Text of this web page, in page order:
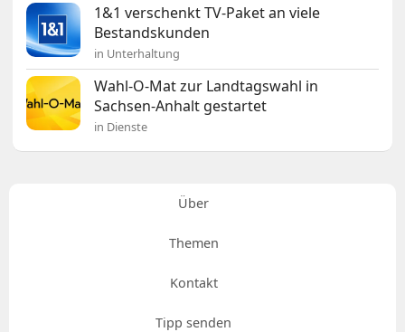
1&1 verschenkt TV-Paket an viele
Bestandskunden
in Unterhaltung
Wahl-O-Mat zur Landtagswahl in
Sachsen-Anhalt gestartet
in Dienste
Über
Themen
Kontakt
Tipp senden